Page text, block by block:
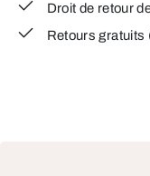
Droit de retour
Retours gratuits